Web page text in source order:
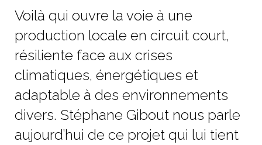
Voilà qui ouvre la voie à une
production locale en circuit court,
résiliente face aux crises
climatiques, énergétiques et
adaptable à des environnements
divers. Stéphane Gibout nous parle
aujourd’hui de ce projet qui lui tient